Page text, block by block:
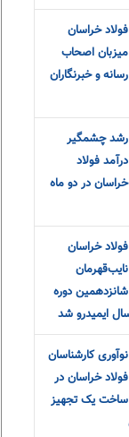
فولاد خراسان
میزبان اصحاب
رسانه و خبرنگاران
رشد چشمگیر
درآمد فولاد
خراسان در دو ماه
فولاد خراسان
نایب‌قهرمان
شانزدهمین دوره
ایمیدرو شد
نوآوری کارشناسان
فولاد خراسان در
ساخت یک تجهیز